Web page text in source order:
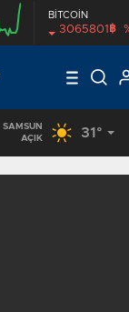
BİTCOİN
3065801 ฿
SAMSUN
AÇIK
31°